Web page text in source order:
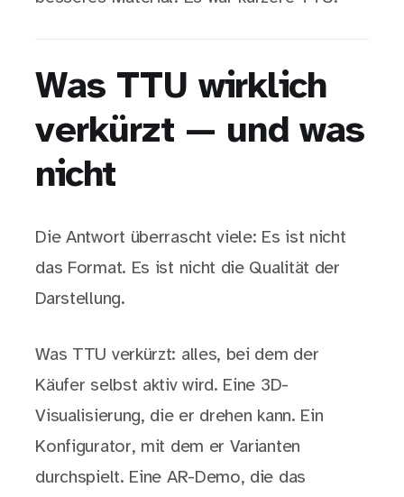
Was TTU wirklich
verkürzt — und was
nicht
Die Antwort überrascht viele: Es ist nicht
das Format. Es ist nicht die Qualität der
Darstellung.
Was TTU verkürzt: alles, bei dem der
Käufer selbst aktiv wird. Eine 3D-
Visualisierung, die er drehen kann. Ein
Konfigurator, mit dem er Varianten
durchspielt. Eine AR-Demo, die das